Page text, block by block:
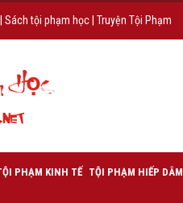
Sách tội phạm học Truyện Tội Phạm
PHẠM KINH TẾ TỘI PHẠM HIẾP DÂM